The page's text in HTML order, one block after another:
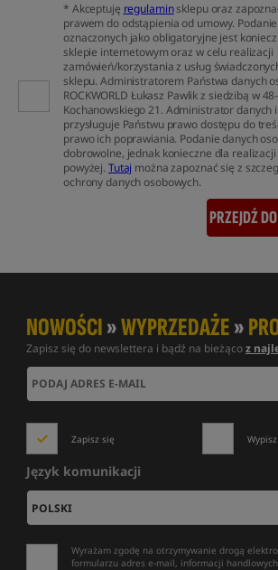
* Akceptuję regulaminsklepu oraz
prawem do odstąpienia od umowy.
oznaczonych jako obligatoryjne jest
sklepie internetowym oraz w celu realizacji
zamówień/korzystania z usług
sklepu. Administratorem Państwa danych
ROCKWORLD Łukasz Pawlik z siedzibą w
Kochanowskiego 21. Administrator danych
przysługuje Państwu prawo dostępu do
prawo ich poprawiania. Podanie danych
dobrowolne, jednak konieczne dla
powyżej. Tutaj można zapoznać się z
ochrony danych osobowych.
PRZEJDŹ
NOWOŚCI»WYPRZEDAŻE»
Zapisz się do newslettera i bądź na bieżącoz
Zapisz się
Język komunikacji
Wyrażam zgodę na otrzymywanie drogą
formularzu adres e-mail, informacji